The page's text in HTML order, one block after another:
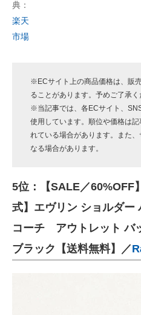
典：
楽天
市場
※ECサイト上の商品価格は、販
ることがあります。予めご了承く
※当記事では、各ECサイト、
使用しています。順位や価格は
れている場合があります。また
なる場合があります。
5位：【SALE／60%OFF
式】エヴリン ショルダー
コーチ アウトレット バ
ブラック【送料無料】／